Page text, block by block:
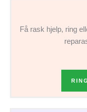
Få rask hjelp, ring